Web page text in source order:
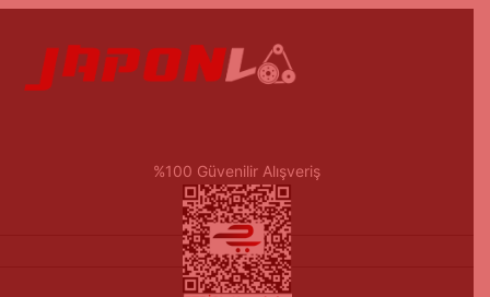
%100 Güvenilir Alışveriş